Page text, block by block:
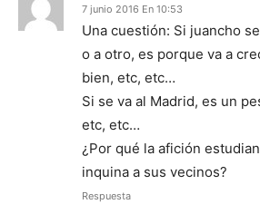
7 junio 2016 En 10:53
Una cuestión: Si juancho
o a otro, es porque va a
bien, etc, etc…
Si se va al Madrid, es un
etc, etc…
¿Por qué la afición
inquina a sus vecinos?
Respuesta